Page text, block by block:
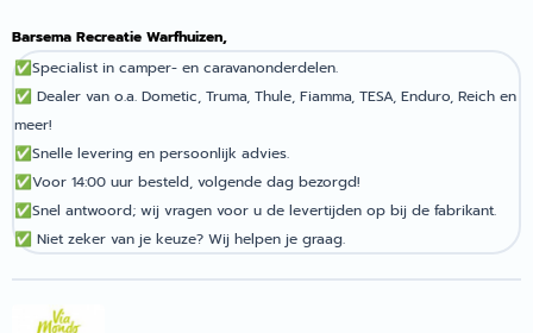
Barsema Recreatie Warfhuizen,
✅Specialist in camper- en caravanonderdelen.
✅ Dealer van o.a. Dometic, Truma, Thule, Fiamma, TESA, Enduro, Reich en
meer!
✅Snelle levering en persoonlijk advies.
✅Voor 14:00 uur besteld, volgende dag bezorgd!
✅Snel antwoord; wij vragen voor u de levertijden op bij de fabrikant.
✅ Niet zeker van je keuze? Wij helpen je graag.